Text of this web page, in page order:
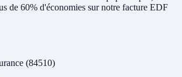
de 60% d'économies sur notre facture EDF
(84510)